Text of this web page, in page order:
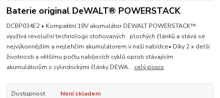
Baterie original DeWALT® POWERSTACK
DCBP034E2 • Kompaktní 18V akumulátor DEWALT POWERSTACK™
využívá revoluční technologii stohovaných plochých článků a stává se
nejvýkonnějším a nejlehčím akumulátorem v naší nabídce• Díky 2 x delší
životnosti a většímu počtu nabíjecích cyklů oproti stávajícím
akumulátorům s cylindrickými články DEWA... celý popis
Dostupnost Není skladem